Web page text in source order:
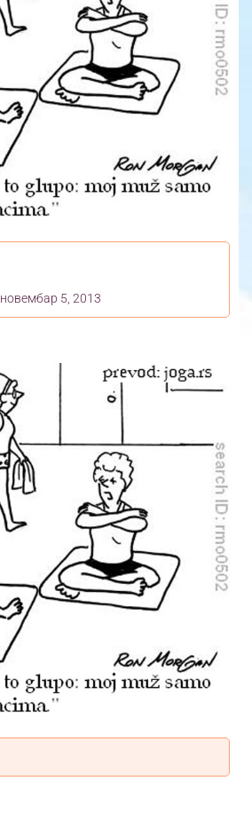
Yoga Travel
Joga
Kontakt
новембар 5, 2013